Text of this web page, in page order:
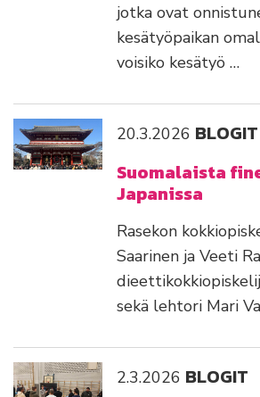
jotka ovat
kesätyöpaikan
voisiko kesätyö …
20.3.2026 BLOGIT
Suomalaista
Japanissa
Rasekon
Saarinen ja Veeti
sekä lehtori Mari
2.3.2026 BLOGIT